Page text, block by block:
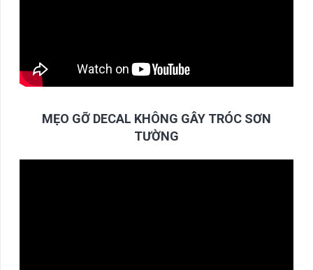
MẸO GỠ DECAL KHÔNG GÂY TRÓC SƠN
TƯỜNG